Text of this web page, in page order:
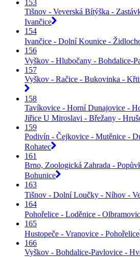
153
Tišnov - Veverská Bítýška -
Ivančice
154
Ivančice - Dolní Kounice -
156
Vyškov - Hlubočany - Bohdalice-
157
Vyškov - Račice - Bukovinka -
158
Tavíkovice - Horní Dunajovice -
Jiřice U Miroslavi - Břežany -
159
Podivín - Čejkovice - Mutěnice -
Rohatec
161
Brno, Zoologická Zahrada -
Bohunice
163
Tišnov - Dolní Loučky - Níhov -
164
Pohořelice - Loděnice -
165
Hustopeče - Vranovice - Pohořelice
166
Vyškov - Bohdalice-Pavlovice -